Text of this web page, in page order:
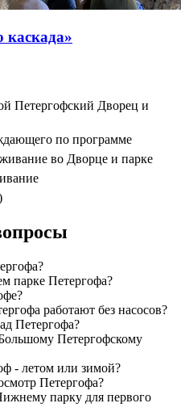
Петергофский Дворец и
по программе
во Дворце и парке
парке Петергофа?
работают без насосов?
Петергофа?
Петергофскому
- летом или зимой?
Петергофа?
парку для первого